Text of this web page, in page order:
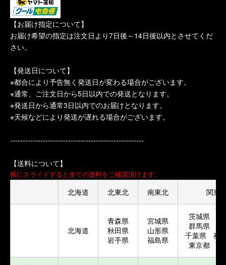
【お届け指定について】
お届け希望の指定は注文日より7日後～14日後以内とさせてくだ
さい。
【発送日について】
※都合により予告無く発送日が変わる場合がございます。
※通常、ご注文日から5日以内での発送となります。
※発送日から通常3日以内でのお届けとなります。
※天候などにより発送が遅れる場合がございます。
-----------------------------------------------------
【送料について】
横にスライドすると全ての送料をご確認頂けます。
北海道 北東北 南東北 関東
北海道
青森県
秋田県
岩手県
宮城県
山形県
福島県
茨城県 栃
群馬県 埼
千葉県 神
東京都 山